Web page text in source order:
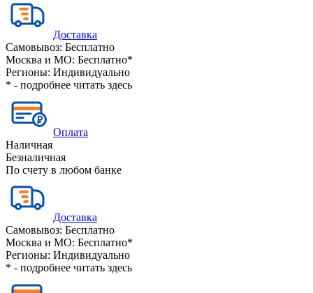
Доставка
Самовывоз: Бесплатно
Москва и МО: Бесплатно*
Регионы: Индивидуально
* - подробнее читать здесь
Оплата
Наличная
Безналичная
По счету в любом банке
Доставка
Самовывоз: Бесплатно
Москва и МО: Бесплатно*
Регионы: Индивидуально
* - подробнее читать здесь